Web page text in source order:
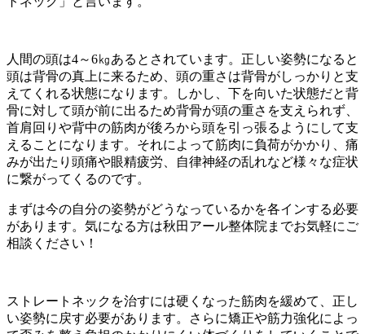
人間の頭は4～6㎏あるとされています。正しい姿勢になると
頭は背骨の真上に来るため、頭の重さは背骨がしっかりと支
えてくれる状態になります。しかし、下を向いた状態だと背
骨に対して頭が前に出るため背骨が頭の重さを支えられず、
首肩回りや背中の筋肉が後ろから頭を引っ張るようにして支
えることになります。それによって筋肉に負荷がかかり、痛
みが出たり頭痛や眼精疲労、自律神経の乱れなど様々な症状
に繋がってくるのです。
まずは今の自分の姿勢がどうなっているかを各インする必要
があります。気になる方は秋田アール整体院までお気軽にご
相談ください！
ストレートネックを治すには硬くなった筋肉を緩めて、正し
い姿勢に戻す必要があります。さらに矯正や筋力強化によっ